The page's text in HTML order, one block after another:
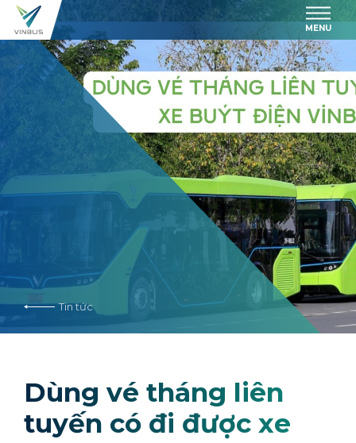
MENU
Tin tức
Dùng vé tháng liên
tuyến có đi được xe